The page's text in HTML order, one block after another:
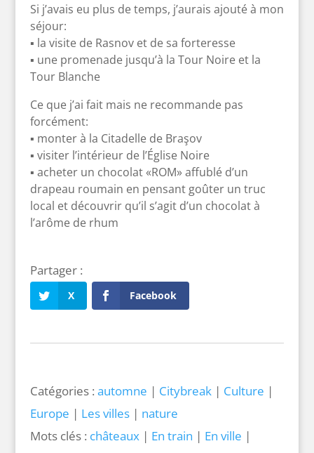
Si j’avais eu plus de temps, j’aurais ajouté à mon
séjour:
▪ la visite de Rasnov et de sa forteresse
▪ une promenade jusqu’à la Tour Noire et la
Tour Blanche
Ce que j’ai fait mais ne recommande pas
forcément:
▪ monter à la Citadelle de Braşov
▪ visiter l’intérieur de l’Église Noire
▪ acheter un chocolat «ROM» affublé d’un
drapeau roumain en pensant goûter un truc
local et découvrir qu’il s’agit d’un chocolat à
l’arôme de rhum
X Facebook
Catégories : automne | Citybreak| Culture |
Europe | Les villes| nature
Mots clés : châteaux| En train | En ville |